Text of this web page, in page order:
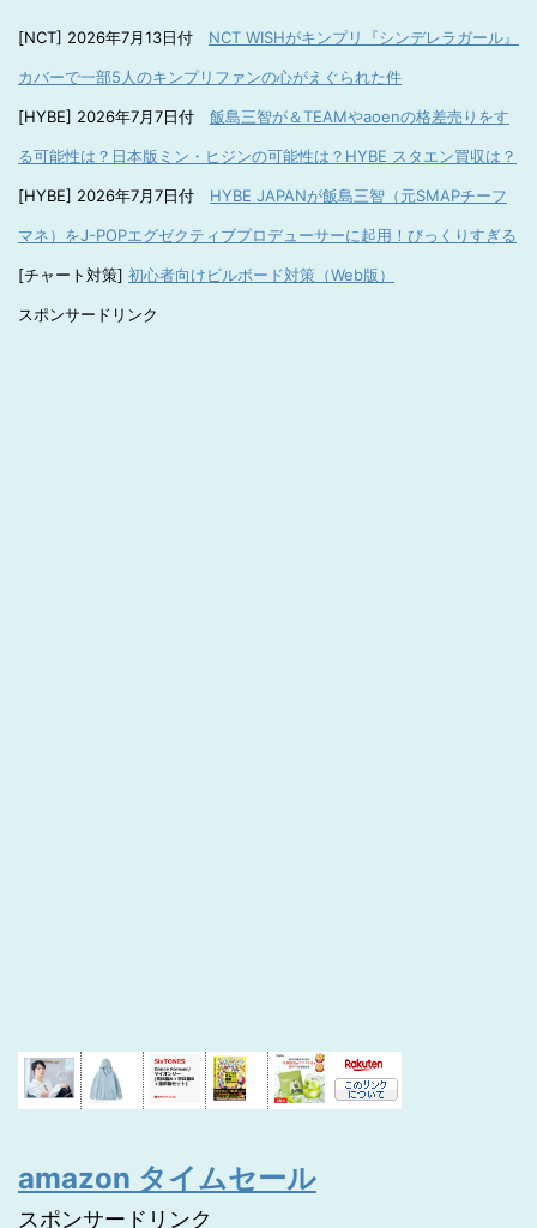
[NCT] 2026年7月13日付 NCT WISHがキンプリ『シンデレラガール』
カバーで一部5人のキンプリファンの心がえぐられた件
[HYBE] 2026年7月7日付 飯島三智が＆TEAMやaoenの格差売りをす
る可能性は？日本版ミン・ヒジンの可能性は？HYBE スタエン買収は？
[HYBE] 2026年7月7日付 HYBE JAPANが飯島三智（元SMAPチーフ
マネ）をJ-POPエグゼクティブプロデューサーに起用！びっくりすぎる
[チャート対策] 初心者向けビルボード対策（Web版）
スポンサードリンク
amazon タイムセール
スポンサードリンク